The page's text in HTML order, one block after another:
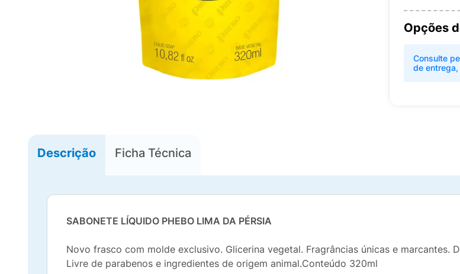
Opções
Consulte
de
Descrição Ficha Técnica
SABONETE LÍQUIDO PHEBO LIMA DA PÉRSIA
Novo frasco com molde exclusivo. Glicerina vegetal. Fragrâncias únicas e marcantes.
Livre de parabenos e ingredientes de origem animal.Conteúdo 320ml